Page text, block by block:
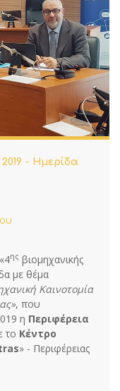
- Ημερίδα
ης βιομηχανικής
με θέμα
Καινοτομία
, που
η Περιφέρεια
το Κέντρο
» - Περιφέρειας